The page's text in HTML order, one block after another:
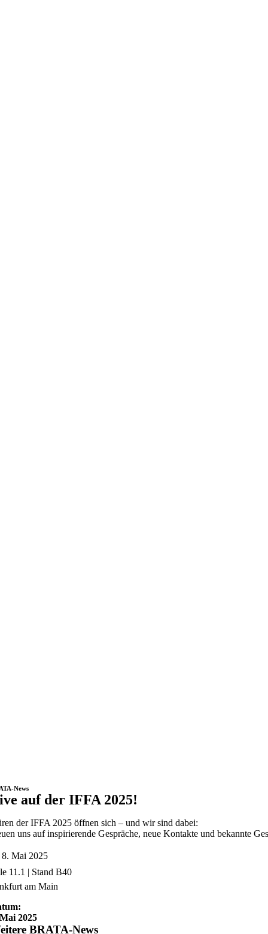
News
auf der IFFA 2025!
der IFFA 2025 öffnen sich – und wir sind dabei:
uns auf inspirierende Gespräche, neue Kontakte und bekannte
Mai 2025
11.1 | Stand B40
am Main
2025
BRATA-News